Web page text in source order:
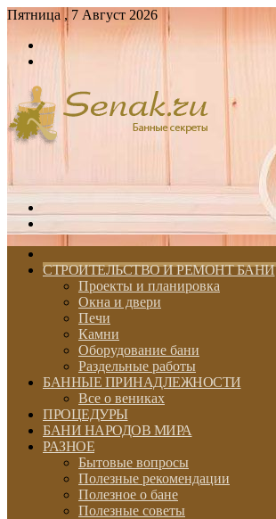
Пятница , 7 Август 2026
Войти
skin
СТРОИТЕЛЬСТВО И РЕМОНТ БАНИ
Проекты и планировка
Окна и двери
Печи
Камни
Оборудование бани
Раздельные работы
БАННЫЕ ПРИНАДЛЕЖНОСТИ
Все о вениках
ПРОЦЕДУРЫ
БАНИ НАРОДОВ МИРА
РАЗНОЕ
Бытовые вопросы
Полезные рекомендации
Полезное о бане
Полезные советы